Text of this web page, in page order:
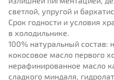
светлой, упругой и
Срок годности и условия
в холодильнике.
100% натуральный состав:
кокосовое масло первого
нерафинированное масло
сладкого миндаля,